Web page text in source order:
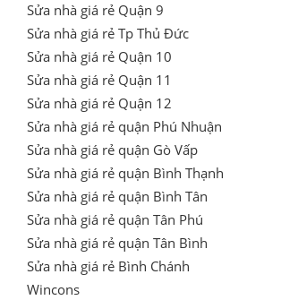
Sửa nhà giá rẻ Quận 9
Sửa nhà giá rẻ Tp Thủ Đức
Sửa nhà giá rẻ Quận 10
Sửa nhà giá rẻ Quận 11
Sửa nhà giá rẻ Quận 12
Sửa nhà giá rẻ quận Phú Nhuận
Sửa nhà giá rẻ quận Gò Vấp
Sửa nhà giá rẻ quận Bình Thạnh
Sửa nhà giá rẻ quận Bình Tân
Sửa nhà giá rẻ quận Tân Phú
Sửa nhà giá rẻ quận Tân Bình
Sửa nhà giá rẻ Bình Chánh
Wincons